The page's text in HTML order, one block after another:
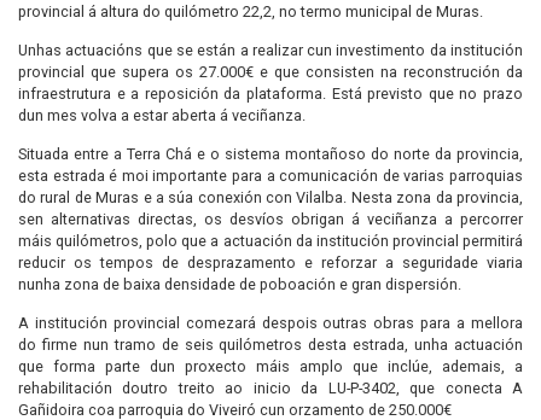
provincial á altura do quilómetro 22,2, no termo municipal de Muras.
Unhas actuacións que se están a realizar cun investimento da institución
provincial que supera os 27.000€ e que consisten na reconstrución da
infraestrutura e a reposición da plataforma. Está previsto que no prazo
dun mes volva a estar aberta á veciñanza.
Situada entre a Terra Chá e o sistema montañoso do norte da provincia,
esta estrada é moi importante para a comunicación de varias parroquias
do rural de Muras e a súa conexión con Vilalba. Nesta zona da provincia,
sen alternativas directas, os desvíos obrigan á veciñanza a percorrer
máis quilómetros, polo que a actuación da institución provincial permitirá
reducir os tempos de desprazamento e reforzar a seguridade viaria
nunha zona de baixa densidade de poboación e gran dispersión.
A institución provincial comezará despois outras obras para a mellora
do firme nun tramo de seis quilómetros desta estrada, unha actuación
que forma parte dun proxecto máis amplo que inclúe, ademais, a
rehabilitación doutro treito ao inicio da LU-P-3402, que conecta A
Gañidoira coa parroquia do Viveiró cun orzamento de 250.000€